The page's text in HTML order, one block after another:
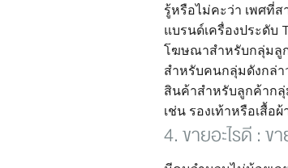
รู้หรือไม่คะว่า เพศที่
แบรนด์เครื่องประดับ
โฆษณาสำหรับกลุ่มลู
สำหรับคนกลุ่มดังกล่า
สินค้าสำหรับลูกค้าก
เช่น รองเท้าหรือเสื้
4. ขายอะไรดี : ข